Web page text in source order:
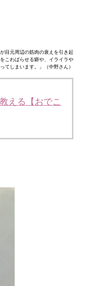
目元周辺の筋肉の衰えを引き起
こわばらせる癖や、イライラや
てしまいます。」（中野さん）
える【おでこ